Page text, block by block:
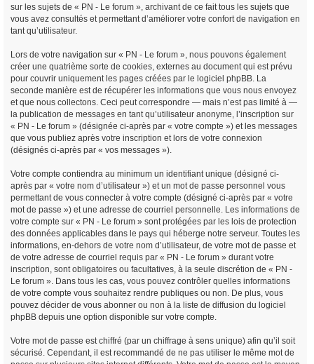
sur les sujets de « PN - Le forum », archivant de ce fait tous les sujets que
vous avez consultés et permettant d’améliorer votre confort de navigation en
tant qu’utilisateur.
Lors de votre navigation sur « PN - Le forum », nous pouvons également
créer une quatrième sorte de cookies, externes au document qui est prévu
pour couvrir uniquement les pages créées par le logiciel phpBB. La
seconde manière est de récupérer les informations que vous nous envoyez
et que nous collectons. Ceci peut correspondre — mais n’est pas limité à —
la publication de messages en tant qu’utilisateur anonyme, l’inscription sur
« PN - Le forum » (désignée ci-après par « votre compte ») et les messages
que vous publiez après votre inscription et lors de votre connexion
(désignés ci-après par « vos messages »).
Votre compte contiendra au minimum un identifiant unique (désigné ci-
après par « votre nom d’utilisateur ») et un mot de passe personnel vous
permettant de vous connecter à votre compte (désigné ci-après par « votre
mot de passe ») et une adresse de courriel personnelle. Les informations de
votre compte sur « PN - Le forum » sont protégées par les lois de protection
des données applicables dans le pays qui héberge notre serveur. Toutes les
informations, en-dehors de votre nom d’utilisateur, de votre mot de passe et
de votre adresse de courriel requis par « PN - Le forum » durant votre
inscription, sont obligatoires ou facultatives, à la seule discrétion de « PN -
Le forum ». Dans tous les cas, vous pouvez contrôler quelles informations
de votre compte vous souhaitez rendre publiques ou non. De plus, vous
pouvez décider de vous abonner ou non à la liste de diffusion du logiciel
phpBB depuis une option disponible sur votre compte.
Votre mot de passe est chiffré (par un chiffrage à sens unique) afin qu’il soit
sécurisé. Cependant, il est recommandé de ne pas utiliser le même mot de